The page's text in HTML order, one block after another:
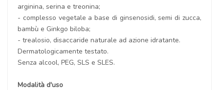
arginina, serina e treonina;
- complesso vegetale a base di ginsenosidi, semi di zucca,
bambù e Ginkgo biloba;
- trealosio, disaccaride naturale ad azione idratante.
Dermatologicamente testato.
Senza alcool, PEG, SLS e SLES.
Modalità d'uso